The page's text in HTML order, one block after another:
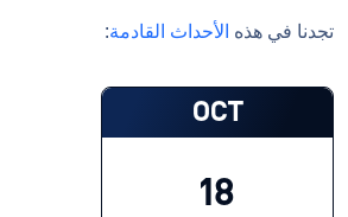
تجدنا في هذه الأحداث القادمة:
OCT
18